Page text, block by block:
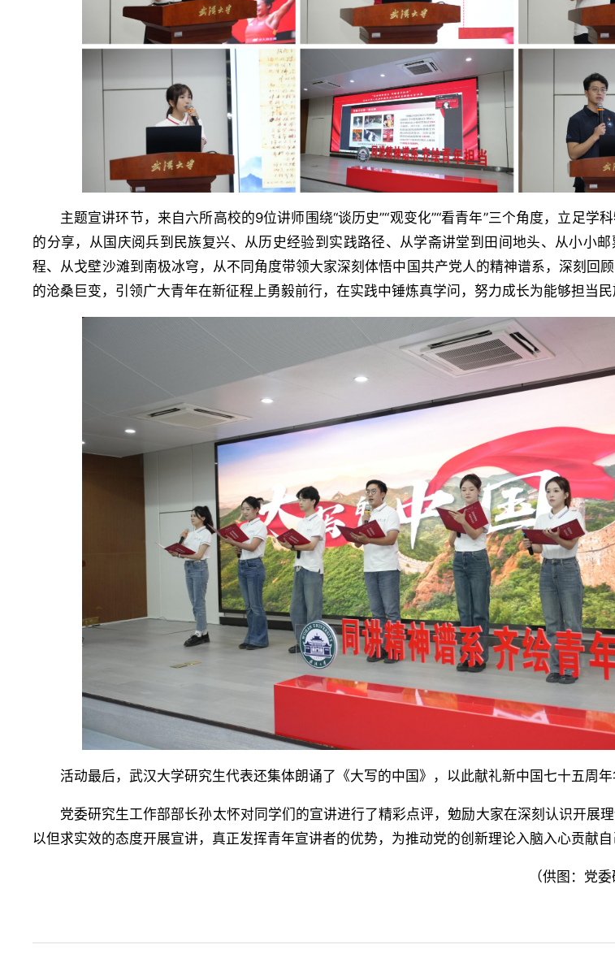
主题宣讲环节，来自六所高校的9位讲师围绕“谈历史”“观变化”“看青年”三个角度，立足学
的分享，从国庆阅兵到民族复兴、从历史经验到实践路径、从学斋讲堂到田间地头、从小小
程、从戈壁沙滩到南极冰穹，从不同角度带领大家深刻体悟中国共产党人的精神谱系，深刻回
的沧桑巨变，引领广大青年在新征程上勇毅前行，在实践中锤炼真学问，努力成长为能够担当民
活动最后，武汉大学研究生代表还集体朗诵了《大写的中国》，以此献礼新中国七十五周年
党委研究生工作部部长孙太怀对同学们的宣讲进行了精彩点评，勉励大家在深刻认识开展理
以但求实效的态度开展宣讲，真正发挥青年宣讲者的优势，为推动党的创新理论入脑入心贡献自
（供图：党